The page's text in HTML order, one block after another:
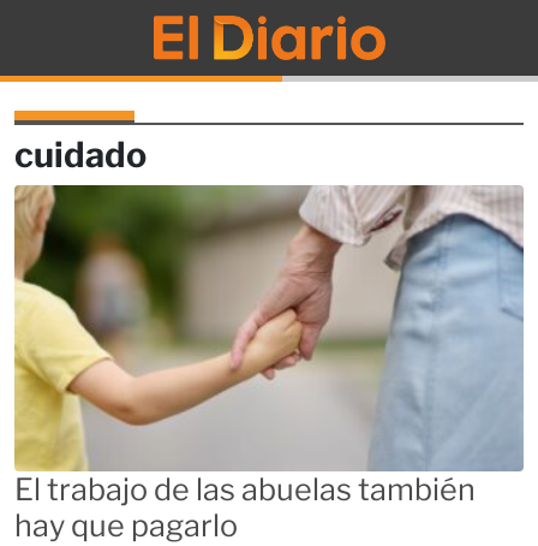
cuidado
El trabajo de las abuelas también
hay que pagarlo